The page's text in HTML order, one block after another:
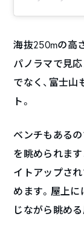
海抜250mの高
パノラマで見応
でなく、富士
ト。
ベンチもある
を眺められま
イトアップされ
めます。屋上
じながら眺め